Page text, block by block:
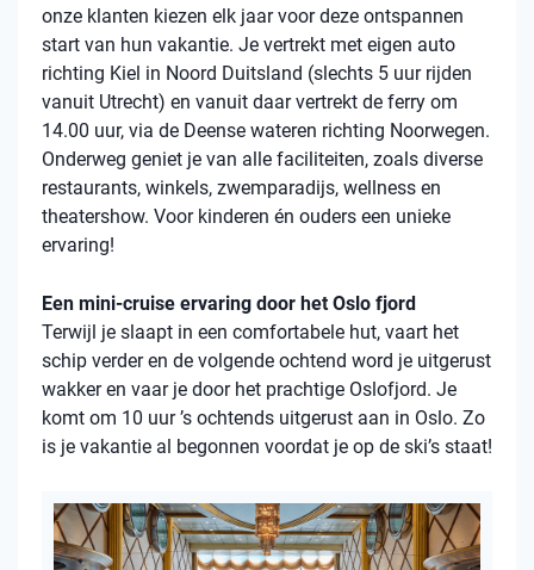
onze klanten kiezen elk jaar voor deze ontspannen
start van hun vakantie. Je vertrekt met eigen auto
richting Kiel in Noord Duitsland (slechts 5 uur rijden
vanuit Utrecht) en vanuit daar vertrekt de ferry om
14.00 uur, via de Deense wateren richting Noorwegen.
Onderweg geniet je van alle faciliteiten, zoals diverse
restaurants, winkels, zwemparadijs, wellness en
theatershow. Voor kinderen én ouders een unieke
ervaring!
Een mini-cruise ervaring door het Oslo fjord
Terwijl je slaapt in een comfortabele hut, vaart het
schip verder en de volgende ochtend word je uitgerust
wakker en vaar je door het prachtige Oslofjord. Je
komt om 10 uur ’s ochtends uitgerust aan in Oslo. Zo
is je vakantie al begonnen voordat je op de ski’s staat!